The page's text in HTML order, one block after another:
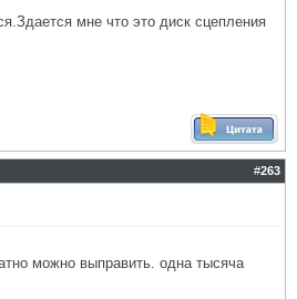
мне что это диск сцепления
#263
можно выправить. одна тысяча